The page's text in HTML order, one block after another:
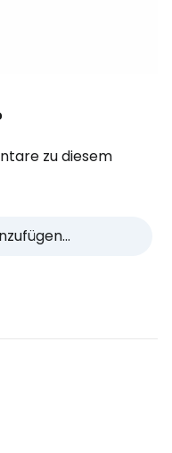
zu diesem